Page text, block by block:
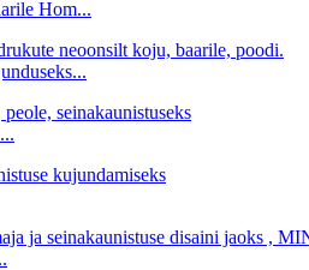
Hom...